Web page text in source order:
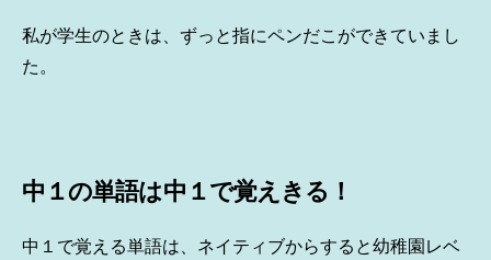
私が学生のときは、ずっと指にペンだこができていまし
た。
中１の単語は中１で覚えきる！
中１で覚える単語は、ネイティブからすると幼稚園レベ